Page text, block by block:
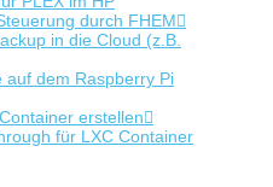
durch FHEM
in die Cloud (z.B.
auf dem Raspberry Pi
erstellen
für LXC Container